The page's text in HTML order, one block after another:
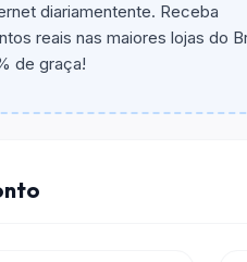
diariamentente. Receba
reais nas maiores lojas do
de graça!